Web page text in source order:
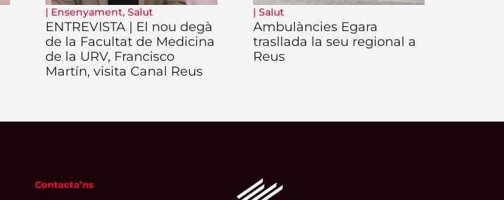
| Ensenyament, Salut
ENTREVISTA | El nou degà
de la Facultat de Medicina
de la URV, Francisco
Martín, visita Canal Reus
| Salut
Ambulàncies Egara
trasllada la seu regional a
Reus
Contacta’ns